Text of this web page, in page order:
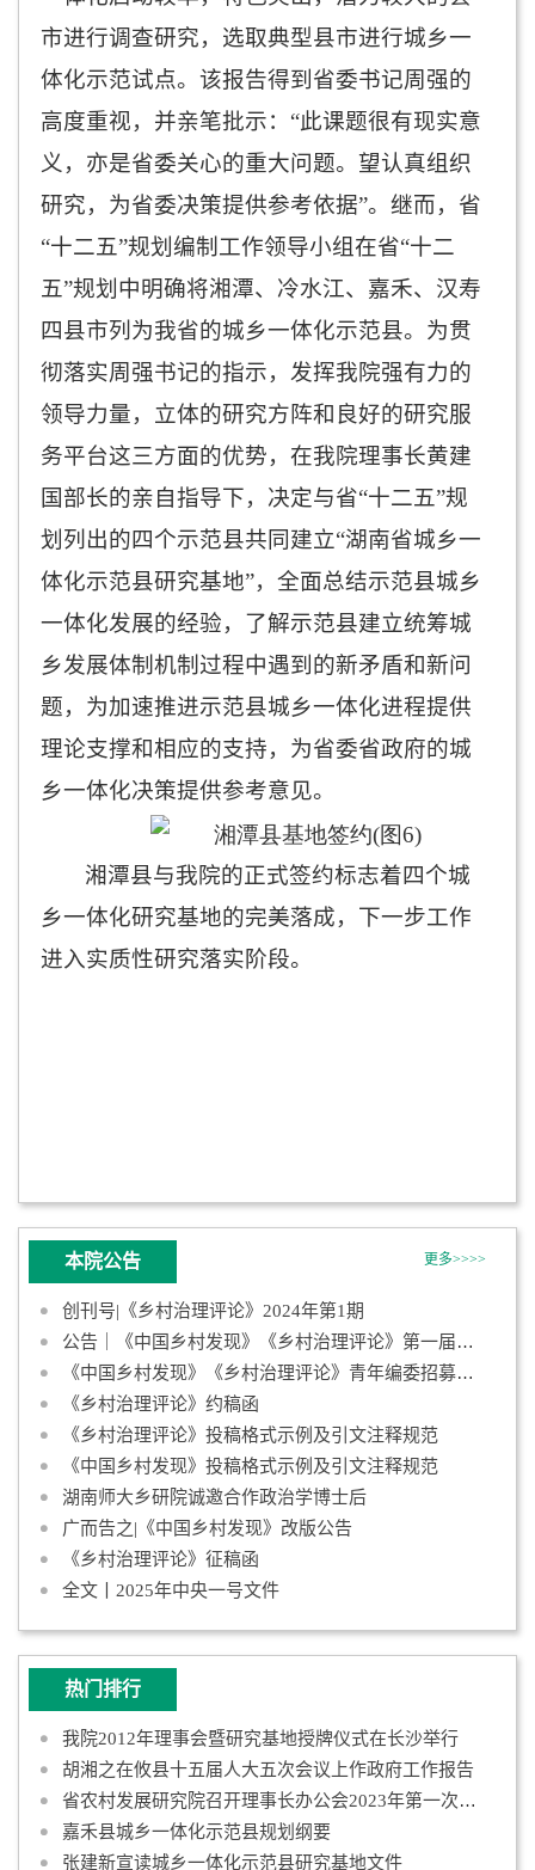
市进行调查研究，选取典型县市进行城乡一
体化示范试点。该报告得到省委书记周强的
高度重视，并亲笔批示：“此课题很有现实意
义，亦是省委关心的重大问题。望认真组织
研究，为省委决策提供参考依据”。继而，省
“十二五”规划编制工作领导小组在省“十二
五”规划中明确将湘潭、冷水江、嘉禾、汉寿
四县市列为我省的城乡一体化示范县。为贯
彻落实周强书记的指示，发挥我院强有力的
领导力量，立体的研究方阵和良好的研究服
务平台这三方面的优势，在我院理事长黄建
国部长的亲自指导下，决定与省“十二五”规
划列出的四个示范县共同建立“湖南省城乡一
体化示范县研究基地”，全面总结示范县城乡
一体化发展的经验，了解示范县建立统筹城
乡发展体制机制过程中遇到的新矛盾和新问
题，为加速推进示范县城乡一体化进程提供
理论支撑和相应的支持，为省委省政府的城
乡一体化决策提供参考意见。
湘潭县与我院的正式签约标志着四个城
乡一体化研究基地的完美落成，下一步工作
进入实质性研究落实阶段。
本院公告 更多>>>>
创刊号|《乡村治理评论》2024年第1期
公告｜《中国乡村发现》《乡村治理评论》第一届青年编委会成员名
《中国乡村发现》《乡村治理评论》青年编委招募启事
《乡村治理评论》约稿函
《乡村治理评论》投稿格式示例及引文注释规范
《中国乡村发现》投稿格式示例及引文注释规范
湖南师大乡研院诚邀合作政治学博士后
广而告之|《中国乡村发现》改版公告
《乡村治理评论》征稿函
全文丨2025年中央一号文件
热门排行
我院2012年理事会暨研究基地授牌仪式在长沙举行
胡湘之在攸县十五届人大五次会议上作政府工作报告
省农村发展研究院召开理事长办公会2023年第一次会议
嘉禾县城乡一体化示范县规划纲要
张建新宣读城乡一体化示范县研究基地文件